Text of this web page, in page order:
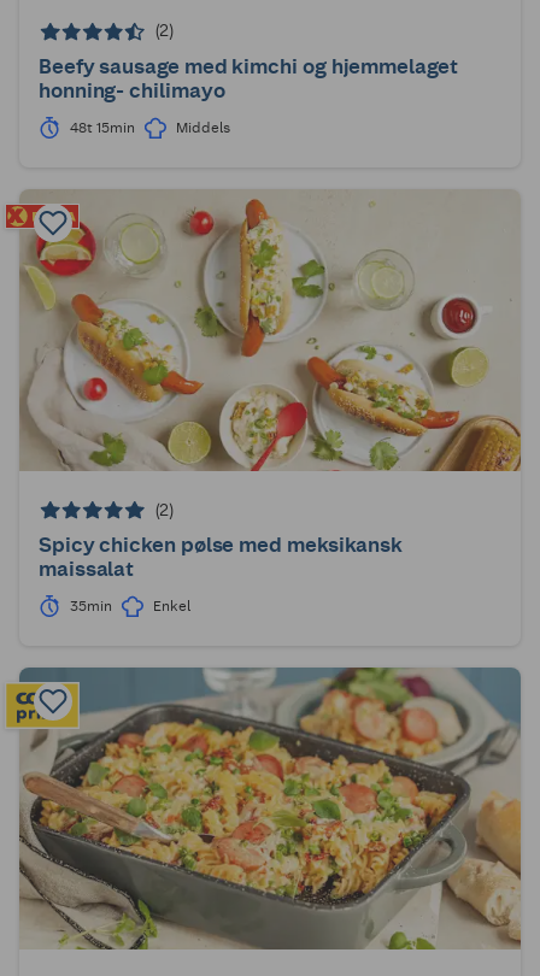
(2)
Beefy sausage med kimchi og hjemmelaget
honning- chilimayo
48t 15min Middels
(2)
Spicy chicken pølse med meksikansk
maissalat
35min Enkel